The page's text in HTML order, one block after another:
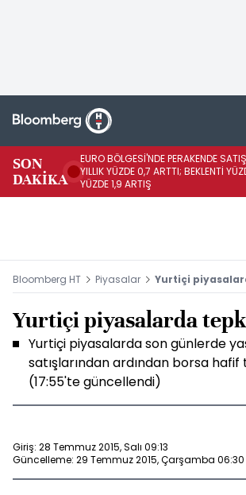
SON
DAKİKA
EURO BÖLGESİ'NDE PERAKENDE
YILLIK YÜZDE 0,7 ARTTI; BEKLENTİ
YÜZDE 1,9 ARTIŞ
Bloomberg HT Piyasalar Yurtiçi
Yurtiçi piyasalarda
Yurtiçi piyasalarda son günlerde
satışlarından ardından borsa hafif
(17:55'te güncellendi)
Giriş: 28 Temmuz 2015, Salı 09:13
Güncelleme: 29 Temmuz 2015, Çarşamba 06:30